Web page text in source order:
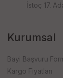
İstoç 17.
Kurumsal
Bayi Başvuru
Kargo Fiyatları